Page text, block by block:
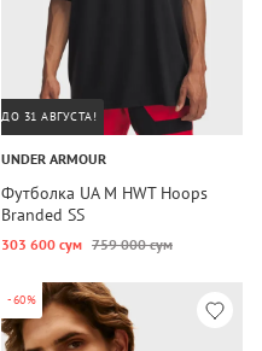
ДО 31 АВГУСТА!
UNDER ARMOUR
Футболка UA M HWT Hoops
Branded SS
303 600 сум 759 000 сум
-60%